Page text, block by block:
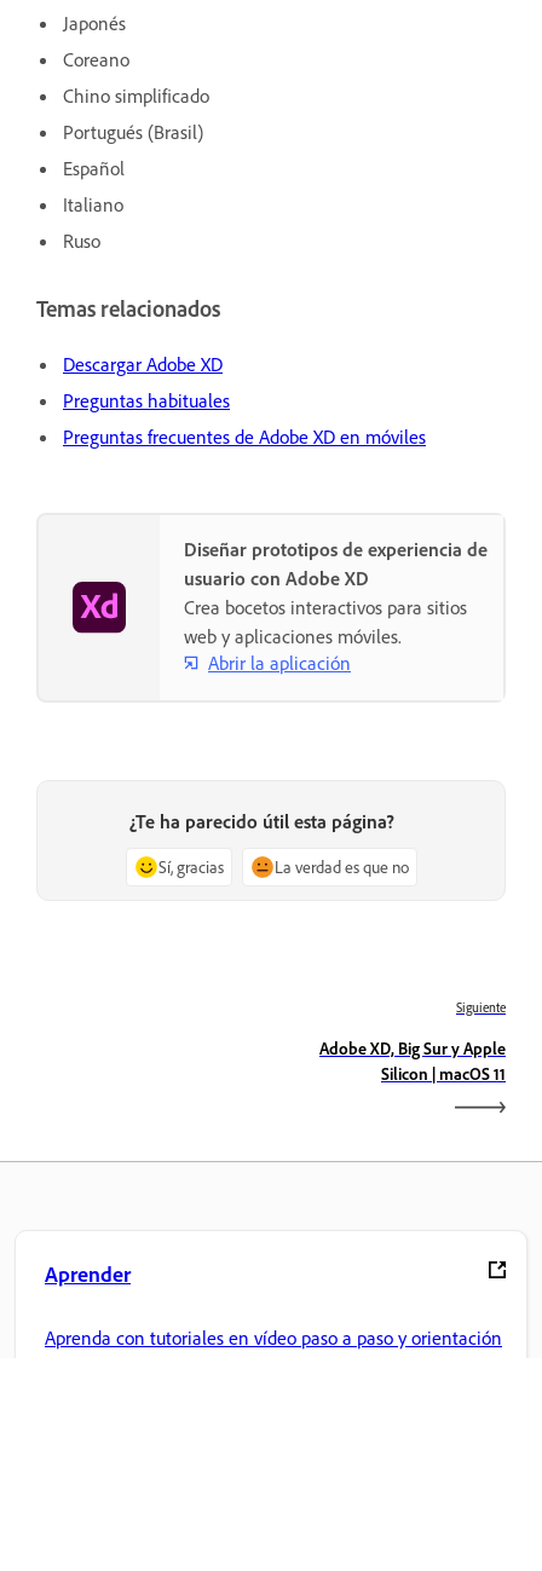
Japonés
Coreano
Chino simplificado
Portugués (Brasil)
Español
Italiano
Ruso
Temas relacionados
Descargar Adobe XD
Preguntas habituales
Preguntas frecuentes de Adobe XD en móviles
Diseñar prototipos de experiencia de
usuario con Adobe XD
Crea bocetos interactivos para sitios
web y aplicaciones móviles.
Abrir la aplicación
¿Te ha parecido útil esta página?
Sí, gracias La verdad es que no
Siguiente
Adobe XD, Big Sur y Apple
Silicon | macOS 11
Aprender
Aprenda con tutoriales en vídeo paso a paso y orientación